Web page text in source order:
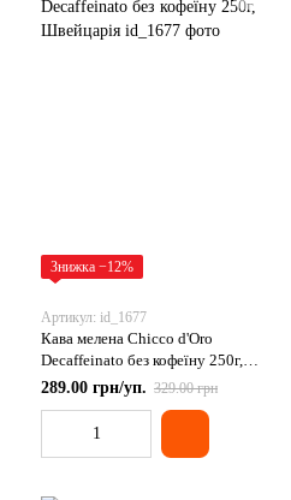
Знижка −12%
Артикул: id_1677
Кава мелена Chicco d'Oro
Decaffeinato без кофеїну 250г,
Швейцарія
289.00 грн/уп. 329.00 грн